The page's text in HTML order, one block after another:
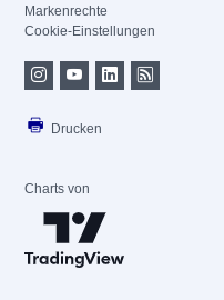
Markenrechte
Cookie-Einstellungen
Drucken
Charts von